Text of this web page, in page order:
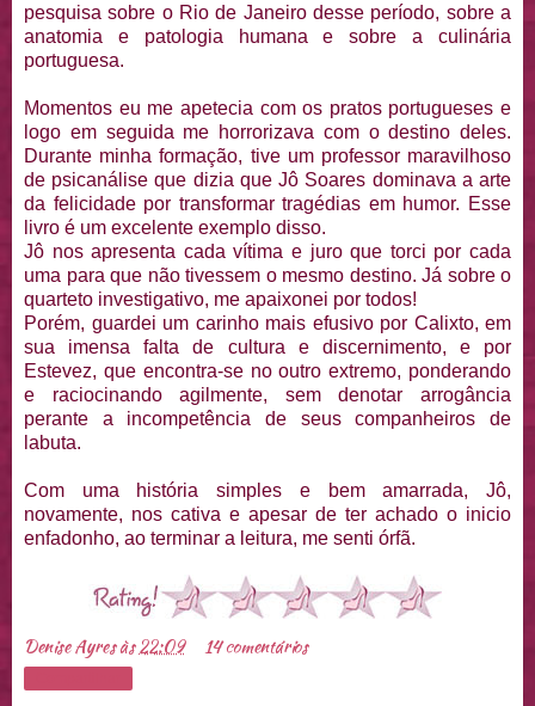
pesquisa sobre o Rio de Janeiro desse período, sobre a
anatomia e patologia humana e sobre a culinária
portuguesa.
Momentos eu me apetecia com os pratos portugueses e
logo em seguida me horrorizava com o destino deles.
Durante minha formação, tive um professor maravilhoso
de psicanálise que dizia que Jô Soares dominava a arte
da felicidade por transformar tragédias em humor. Esse
livro é um excelente exemplo disso.
Jô nos apresenta cada vítima e juro que torci por cada
uma para que não tivessem o mesmo destino. Já sobre o
quarteto investigativo, me apaixonei por todos!
Porém, guardei um carinho mais efusivo por Calixto, em
sua imensa falta de cultura e discernimento, e por
Estevez, que encontra-se no outro extremo, ponderando
e raciocinando agilmente, sem denotar arrogância
perante a incompetência de seus companheiros de
labuta.
Com uma história simples e bem amarrada, Jô,
novamente, nos cativa e apesar de ter achado o inicio
enfadonho, ao terminar a leitura, me senti órfã.
Denise Ayresàs22:09 14 comentários